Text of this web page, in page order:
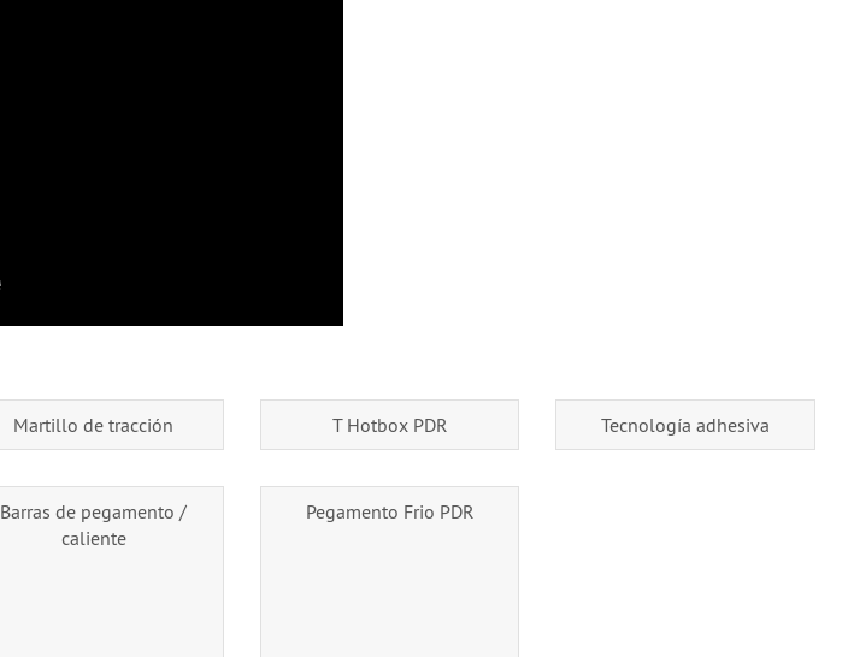
Martillo de tracción T Hotbox PDR Tecnología adhesiva
Barras de pegamento /
caliente
Pegamento Frio PDR